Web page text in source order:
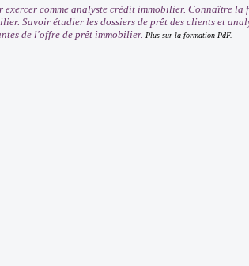
exercer comme analyste crédit immobilier. Connaître
Savoir étudier les dossiers de prêt des clients et
de l'offre de prêt immobilier. Plus sur la formation PdF.